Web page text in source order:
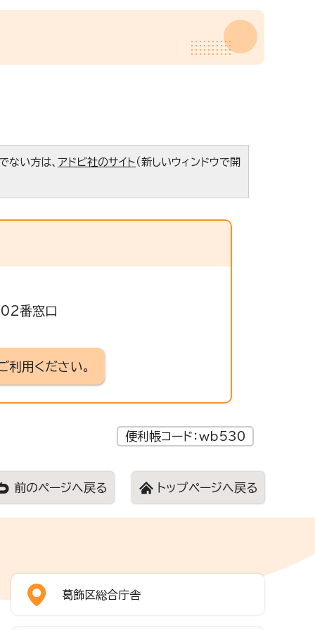
い方は、 アドビ社のサイト（新しいウィンドウで開
番窓口
用ください。
便利帳コード：wb530
前のページへ戻る トップページへ戻る
葛飾区総合庁舎